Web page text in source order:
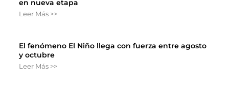
en nueva etapa
Leer Más >>
El fenómeno El Niño llega con fuerza entre agosto
y octubre
Leer Más >>